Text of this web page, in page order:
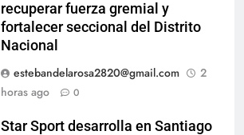
recuperar fuerza gremial y
fortalecer seccional del Distrito
Nacional
estebandelarosa2820@gmail.com
2
horas ago
0
Star Sport desarrolla en Santiago